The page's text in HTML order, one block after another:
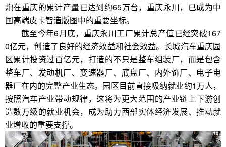
炮在重庆的累计产量已达到约65万台，重庆永川，已成为中
国高端皮卡智造版图中的重要坐标。
截至今年6月底，重庆永川工厂累计总产值已经突破167
0亿元，创造了良好的经济效益和社会效益。长城汽车重庆园
区累计投资过百亿元，打造的不只是整车组装厂，而是包含
整车厂、发动机厂、变速器厂、底盘厂、内外饰厂、电子电
器厂在内的完整产业生态。园区目前直接吸纳就业约1万人，
按照汽车产业带动规律，这将为更大范围的产业链上下游创
造数万级的就业机会，成为助力西部实体经济发展、推动就
业增收的重要支撑。